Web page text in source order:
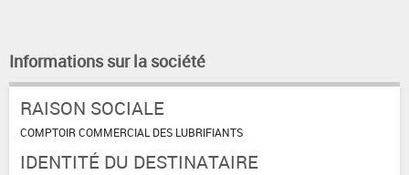
Informations sur la société
RAISON SOCIALE
COMPTOIR COMMERCIAL DES LUBRIFIANTS
IDENTITÉ DU DESTINATAIRE